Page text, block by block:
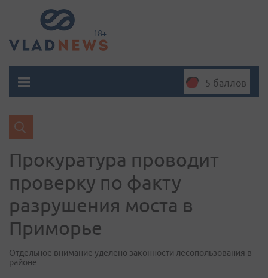
5 баллов
Прокуратура проводит
проверку по факту
разрушения моста в
Приморье
Отдельное внимание уделено законности лесопользования в
районе